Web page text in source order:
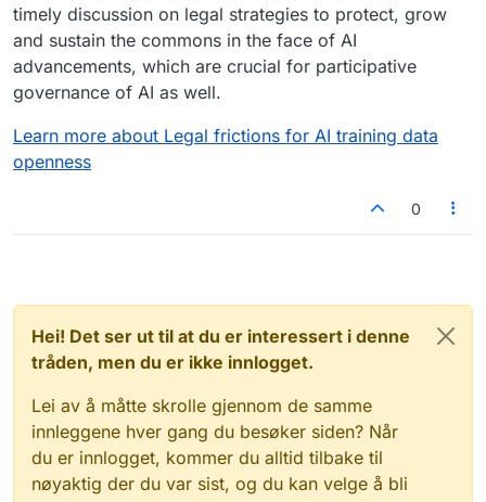
timely discussion on legal strategies to protect, grow
and sustain the commons in the face of AI
advancements, which are crucial for participative
governance of AI as well.
Learn more about Legal frictions for AI training data
openness
0
Hei! Det ser ut til at du er interessert i denne
tråden, men du er ikke innlogget.
Lei av å måtte skrolle gjennom de samme
innleggene hver gang du besøker siden? Når
du er innlogget, kommer du alltid tilbake til
nøyaktig der du var sist, og du kan velge å bli